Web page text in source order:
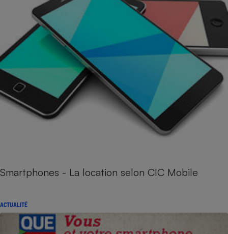
Smartphones - La location selon CIC Mobile
ACTUALITÉ